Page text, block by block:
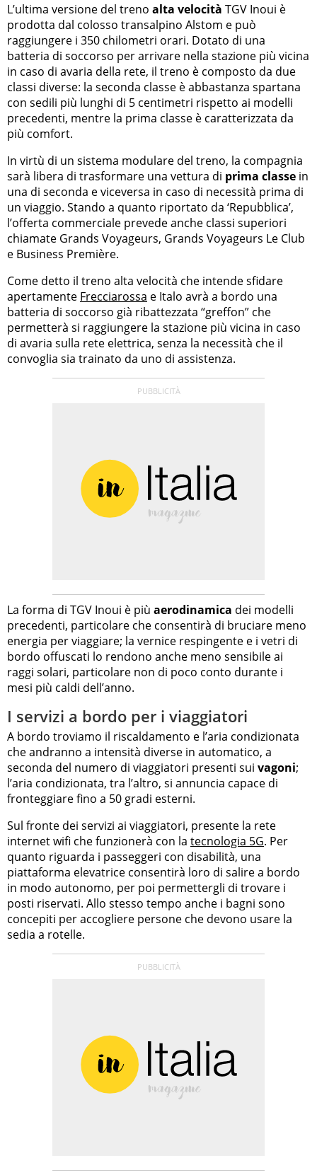
L’ultima versione del treno alta velocità TGV Inoui è
prodotta dal colosso transalpino Alstom e può
raggiungere i 350 chilometri orari. Dotato di una
batteria di soccorso per arrivare nella stazione più vicina
in caso di avaria della rete, il treno è composto da due
classi diverse: la seconda classe è abbastanza spartana
con sedili più lunghi di 5 centimetri rispetto ai modelli
precedenti, mentre la prima classe è caratterizzata da
più comfort.
In virtù di un sistema modulare del treno, la compagnia
sarà libera di trasformare una vettura di prima classe in
una di seconda e viceversa in caso di necessità prima di
un viaggio. Stando a quanto riportato da ‘Repubblica’,
l’offerta commerciale prevede anche classi superiori
chiamate Grands Voyageurs, Grands Voyageurs Le Club
e Business Première.
Come detto il treno alta velocità che intende sfidare
apertamente Frecciarossa e Italo avrà a bordo una
batteria di soccorso già ribattezzata “greffon” che
permetterà si raggiungere la stazione più vicina in caso
di avaria sulla rete elettrica, senza la necessità che il
convoglia sia trainato da uno di assistenza.
La forma di TGV Inoui è più aerodinamica dei modelli
precedenti, particolare che consentirà di bruciare meno
energia per viaggiare; la vernice respingente e i vetri di
bordo offuscati lo rendono anche meno sensibile ai
raggi solari, particolare non di poco conto durante i
mesi più caldi dell’anno.
I servizi a bordo per i viaggiatori
A bordo troviamo il riscaldamento e l’aria condizionata
che andranno a intensità diverse in automatico, a
seconda del numero di viaggiatori presenti sui vagoni;
l’aria condizionata, tra l’altro, si annuncia capace di
fronteggiare fino a 50 gradi esterni.
Sul fronte dei servizi ai viaggiatori, presente la rete
internet wifi che funzionerà con la tecnologia 5G. Per
quanto riguarda i passeggeri con disabilità, una
piattaforma elevatrice consentirà loro di salire a bordo
in modo autonomo, per poi permettergli di trovare i
posti riservati. Allo stesso tempo anche i bagni sono
concepiti per accogliere persone che devono usare la
sedia a rotelle.